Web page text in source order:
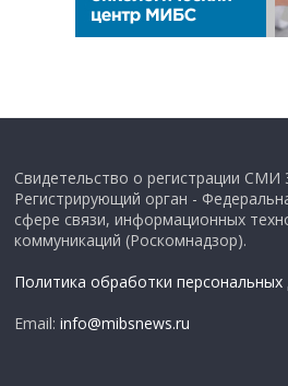
Свидетельство о регистрации
Регистрирующий орган -
сфере связи, информационных
коммуникаций (Роскомнадзор).
Политика обработки персональных
Email:info@mibsnews.ru